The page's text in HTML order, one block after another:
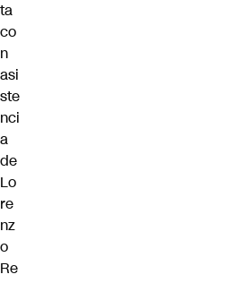
ta
co
n
asi
ste
nci
a
de
Lo
re
nz
o
Re